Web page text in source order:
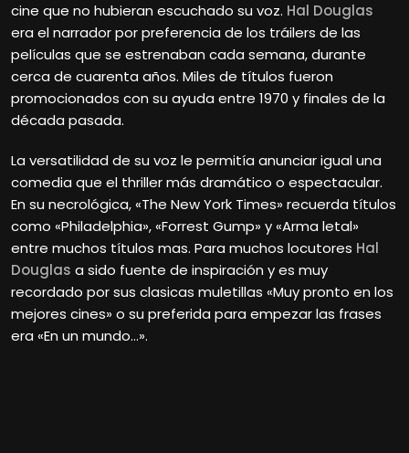
cine que no hubieran escuchado su voz. Hal Douglas
era el narrador por preferencia de los tráilers de las
películas que se estrenaban cada semana, durante
cerca de cuarenta años. Miles de títulos fueron
promocionados con su ayuda entre 1970 y finales de la
década pasada.
La versatilidad de su voz le permitía anunciar igual una
comedia que el thriller más dramático o espectacular.
En su necrológica, «The New York Times» recuerda títulos
como «Philadelphia», «Forrest Gump» y «Arma letal»
entre muchos títulos mas. Para muchos locutores Hal
Douglas a sido fuente de inspiración y es muy
recordado por sus clasicas muletillas «Muy pronto en los
mejores cines» o su preferida para empezar las frases
era «En un mundo…».